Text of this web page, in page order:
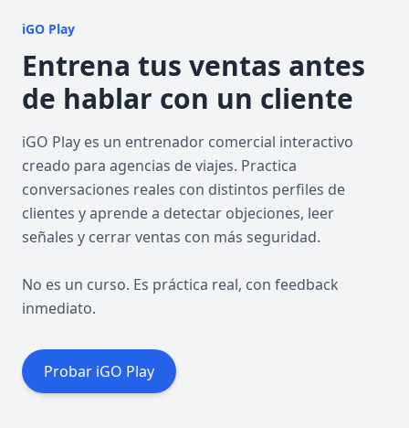
iGO Play
Entrena tus ventas antes
de hablar con un cliente
iGO Play es un entrenador comercial interactivo
creado para agencias de viajes. Practica
conversaciones reales con distintos perfiles de
clientes y aprende a detectar objeciones, leer
señales y cerrar ventas con más seguridad.
No es un curso. Es práctica real, con feedback
inmediato.
Probar iGO Play